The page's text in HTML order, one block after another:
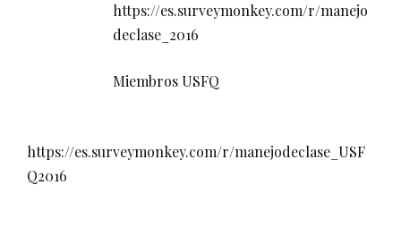
https://es.surveymonkey.com/r/manejo
declase_2016
Miembros USFQ
https://es.surveymonkey.com/r/manejodeclase_USF
Q2016